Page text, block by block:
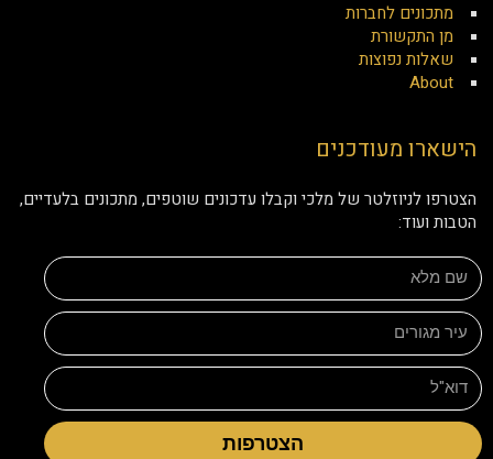
מתכונים לחברות
מן התקשורת
שאלות נפוצות
About
הישארו מעודכנים
הצטרפו לניוזלטר של מלכי וקבלו עדכונים שוטפים, מתכונים בלעדיים,
הטבות ועוד:
הצטרפות